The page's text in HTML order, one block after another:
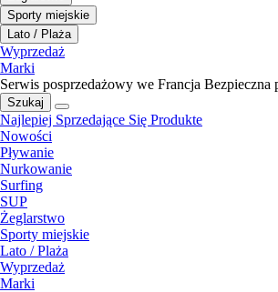
Sporty miejskie
Lato / Plaża
Wyprzedaż
Marki
Serwis posprzedażowy we Francja Bezpieczna
Szukaj
Najlepiej Sprzedające Się Produkte
Nowości
Pływanie
Nurkowanie
Surfing
SUP
Żeglarstwo
Sporty miejskie
Lato / Plaża
Wyprzedaż
Marki